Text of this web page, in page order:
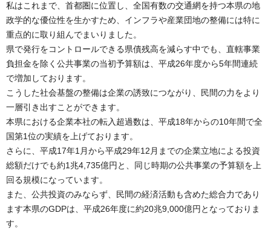
私はこれまで、首都圏に位置し、全国有数の交通網を持つ本県の地
政学的な優位性を生かすため、インフラや産業団地の整備には特に
重点的に取り組んでまいりました。
県で発行をコントロールできる県債残高を減らす中でも、直轄事業
負担金を除く公共事業の当初予算額は、平成26年度から5年間連続
で増加しております。
こうした社会基盤の整備は企業の誘致につながり、民間の力をより
一層引き出すことができます。
本県における企業本社の転入超過数は、平成18年からの10年間で全
国第1位の実績を上げております。
さらに、平成17年1月から平成29年12月までの企業立地による投資
総額だけでも約1兆4,735億円と、同じ時期の公共事業の予算額を上
回る規模になっています。
また、公共投資のみならず、民間の経済活動も含めた総合力であり
ます本県のGDPは、平成26年度に約20兆9,000億円となっておりま
す。